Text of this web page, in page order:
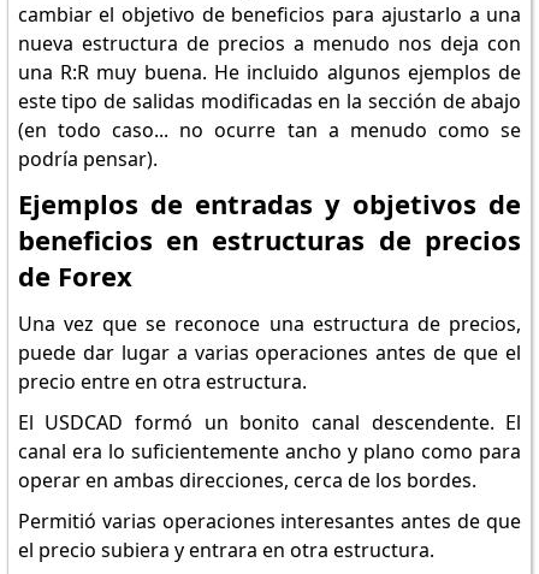
cambiar el objetivo de beneficios para ajustarlo a una
nueva estructura de precios a menudo nos deja con
una R:R muy buena. He incluido algunos ejemplos de
este tipo de salidas modificadas en la sección de abajo
(en todo caso... no ocurre tan a menudo como se
podría pensar).
Ejemplos de entradas y objetivos de
beneficios en estructuras de precios
de Forex
Una vez que se reconoce una estructura de precios,
puede dar lugar a varias operaciones antes de que el
precio entre en otra estructura.
El USDCAD formó un bonito canal descendente. El
canal era lo suficientemente ancho y plano como para
operar en ambas direcciones, cerca de los bordes.
Permitió varias operaciones interesantes antes de que
el precio subiera y entrara en otra estructura.